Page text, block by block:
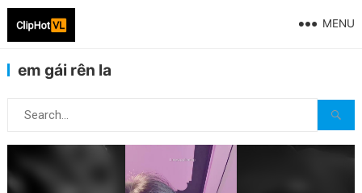
MENU
em gái rên la